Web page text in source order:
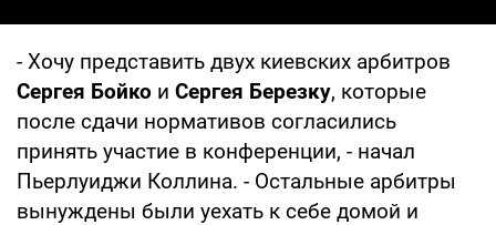
- Хочу представить двух киевских арбитров
Сергея Бойко и Сергея Березку, которые
после сдачи нормативов согласились
принять участие в конференции, - начал
Пьерлуиджи Коллина. - Остальные арбитры
вынуждены были уехать к себе домой и